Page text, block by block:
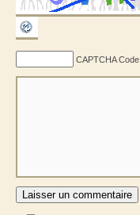
CAPTCHA Code